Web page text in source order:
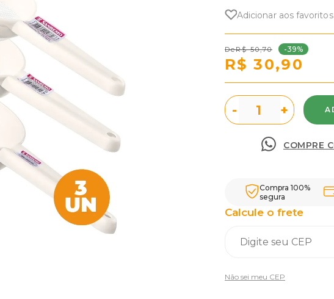
Adicionar aos favoritos
R$ 50,70 -39%
R$ 30,90
- +
COMPRE
Calcule o frete
Não sei meu CEP
Compra 100%
segura